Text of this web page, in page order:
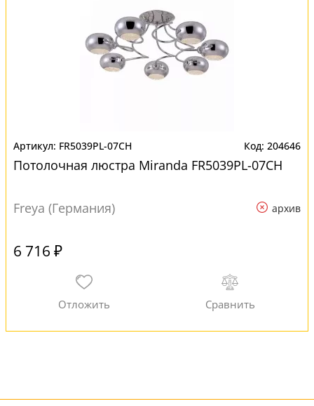
FR5039PL-07CH 204646
Потолочная люстра Miranda FR5039PL-07CH
Freya (Германия) архив
6 716 ₽